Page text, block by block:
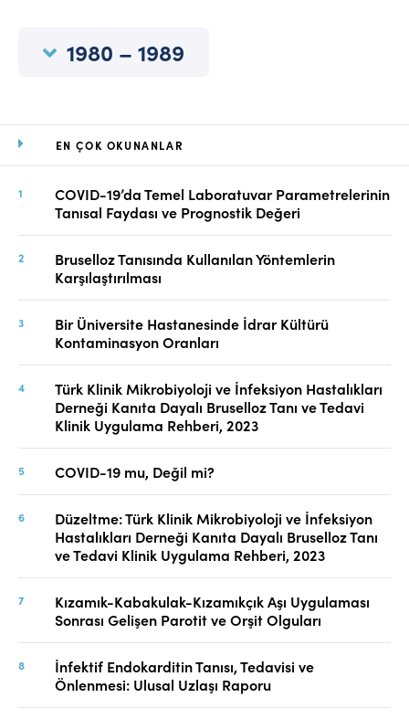
EN ÇOK OKUNANLAR
COVID-19’da Temel Laboratuvar Parametrelerinin
Tanısal Faydası ve Prognostik Değeri
Bruselloz Tanısında Kullanılan Yöntemlerin
Karşılaştırılması
Bir Üniversite Hastanesinde İdrar Kültürü
Kontaminasyon Oranları
Türk Klinik Mikrobiyoloji ve İnfeksiyon Hastalıkları
Derneği Kanıta Dayalı Bruselloz Tanı ve Tedavi
Klinik Uygulama Rehberi, 2023
COVID-19 mu, Değil mi?
Düzeltme: Türk Klinik Mikrobiyoloji ve İnfeksiyon
Hastalıkları Derneği Kanıta Dayalı Bruselloz Tanı
ve Tedavi Klinik Uygulama Rehberi, 2023
Kızamık-Kabakulak-Kızamıkçık Aşı Uygulaması
Sonrası Gelişen Parotit ve Orşit Olguları
İnfektif Endokarditin Tanısı, Tedavisi ve
Önlenmesi: Ulusal Uzlaşı Raporu
1980 – 1989